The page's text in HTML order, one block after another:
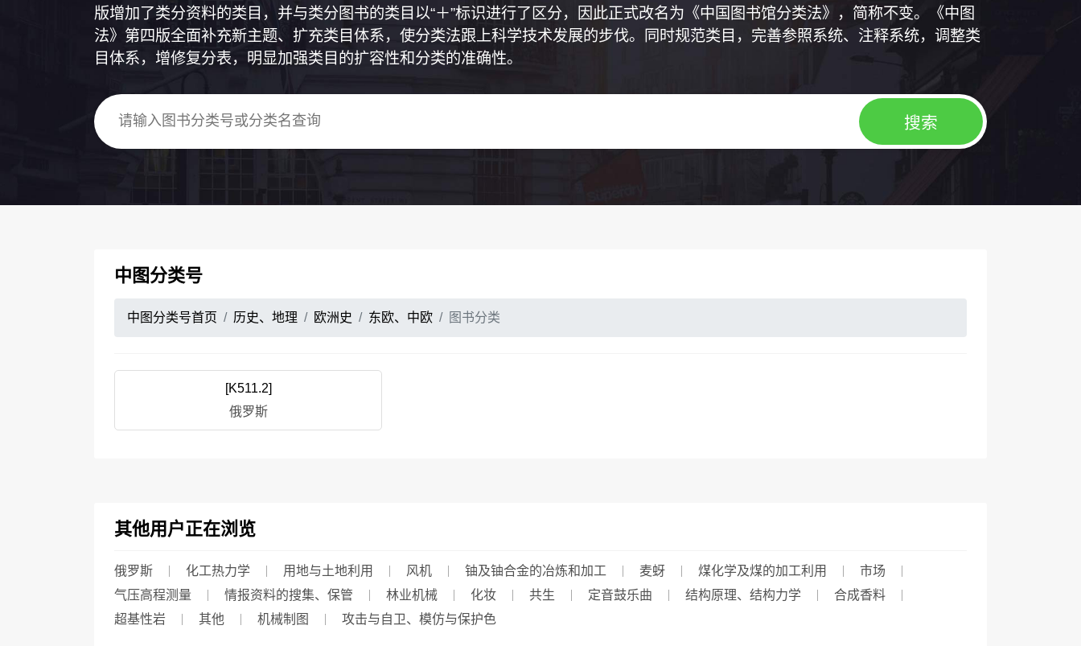
版增加了类分资料的类目，并与类分图书的类目以“＋”标识进行了区分，因此正式改名为《中国图书馆分类法》，简称不变。《中图
法》第四版全面补充新主题、扩充类目体系，使分类法跟上科学技术发展的步伐。同时规范类目，完善参照系统、注释系统，调整类
目体系，增修复分表，明显加强类目的扩容性和分类的准确性。
中图分类号
中图分类号首页 历史、地理 欧洲史 东欧、中欧 图书分类
[K511.2]
俄罗斯
其他用户正在浏览
俄罗斯 化工热力学 用地与土地利用 风机 铀及铀合金的冶炼和加工 麦蚜 煤化学及煤的加工利用
市场
气压高程测量
情报资料的搜集、保管 林业机械 化妆 共生 定音鼓乐曲 结构原理、结构力学
合成香料
超基性岩
其他 机械制图 攻击与自卫、模仿与保护色